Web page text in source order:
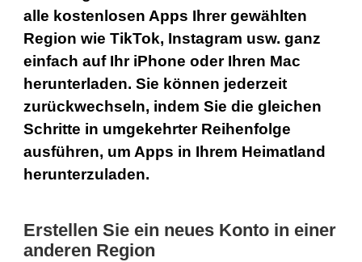
alle kostenlosen Apps Ihrer gewählten
Region wie TikTok, Instagram usw. ganz
einfach auf Ihr iPhone oder Ihren Mac
herunterladen. Sie können jederzeit
zurückwechseln, indem Sie die gleichen
Schritte in umgekehrter Reihenfolge
ausführen, um Apps in Ihrem Heimatland
herunterzuladen.
Erstellen Sie ein neues Konto in einer
anderen Region